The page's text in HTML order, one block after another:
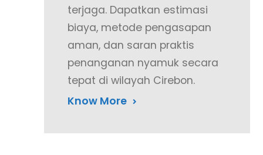
terjaga. Dapatkan estimasi
biaya, metode pengasapan
aman, dan saran praktis
penanganan nyamuk secara
tepat di wilayah Cirebon.
Know More